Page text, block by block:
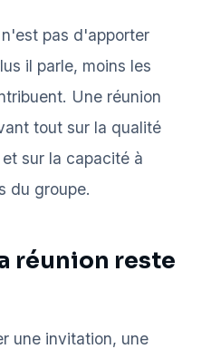
pas d'apporter
il parle, moins les
Une réunion
tout sur la qualité
sur la capacité à
du groupe.
réunion reste
une invitation, une